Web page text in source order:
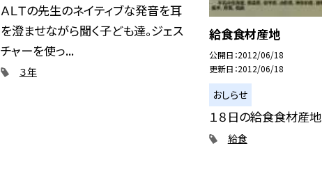
ＡＬＴの先生のネイティブな発音を耳
を澄ませながら聞く子ども達。ジェス
チャーを使っ...
３年
給食食材産地
公開日 2012/06/18
更新日 2012/06/18
おしらせ
１８日の給食食材産地
給食